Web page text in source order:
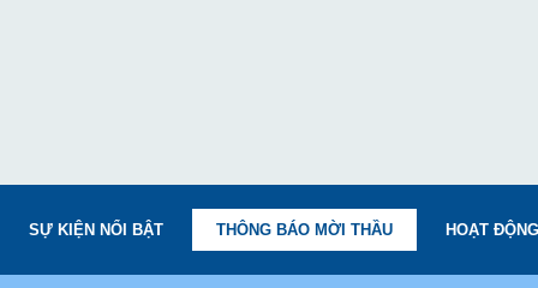
SỰ KIỆN NỔI BẬT THÔNG BÁO MỜI THẦU HOẠT